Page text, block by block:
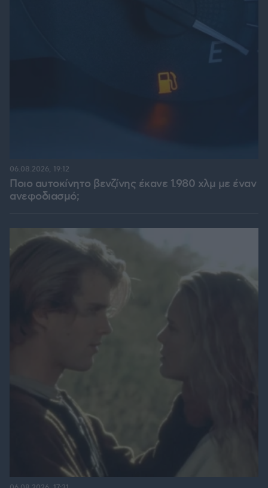
Ποιο αυτοκίνητο βενζίνης έκανε 1.980 χλμ με έναν
ανεφοδιασμό;
06.08.2026, 19:12